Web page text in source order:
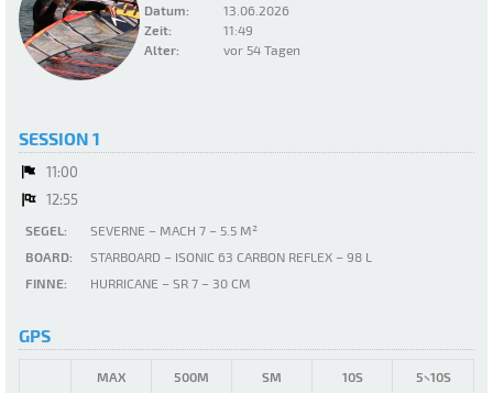
Datum:
13.06.2026
Zeit:
11:49
Alter:
vor 54 Tagen
SESSION 1
11:00
12:55
SEGEL:
SEVERNE – MACH 7 – 5.5 M²
BOARD:
STARBOARD – ISONIC 63 CARBON REFLEX – 98 L
FINNE:
HURRICANE – SR 7 – 30 CM
GPS
MAX 500M SM 10S 5×10S